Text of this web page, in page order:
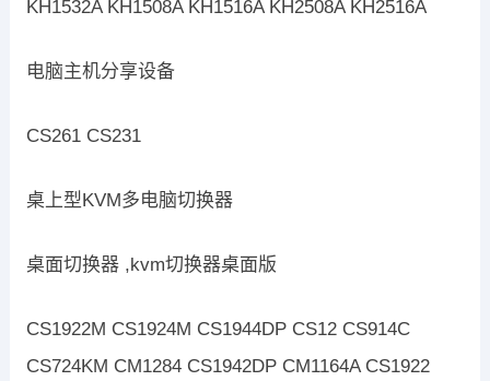
KH1532A KH1508A KH1516A KH2508A KH2516A
电脑主机分享设备
CS261 CS231
桌上型KVM多电脑切换器
桌面切换器 ,kvm切换器桌面版
CS1922M CS1924M CS1944DP CS12 CS914C
CS724KM CM1284 CS1942DP CM1164A CS1922